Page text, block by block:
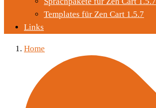
Templates für Zen Cart 1.5.7
Links
Home